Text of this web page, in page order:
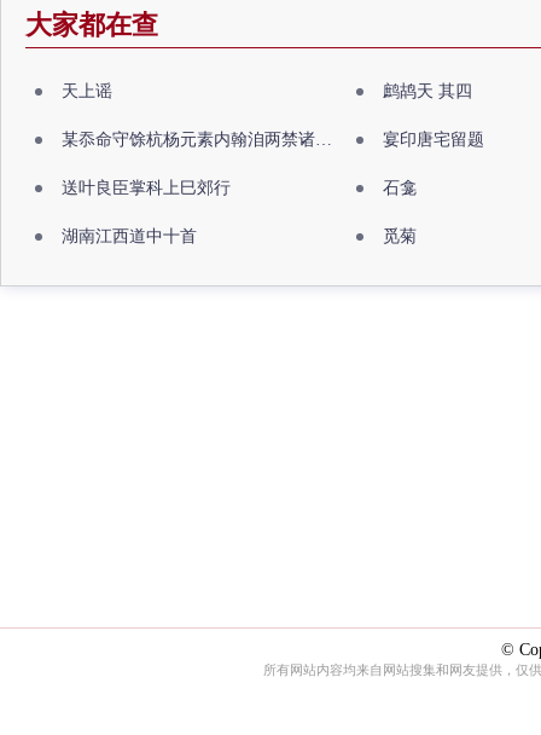
大家都在查
天上谣 鹧鸪天 其四
某忝命守馀杭杨元素内翰洎两禁诸公出祖佛寺 宴印唐宅留题
送叶良臣掌科上巳郊行 石龛
湖南江西道中十首 觅菊
©
所有网站内容均来自网站搜集和网友提供，仅